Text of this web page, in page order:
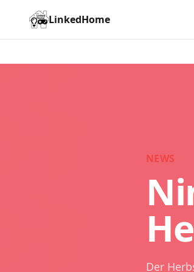
LinkedHome
NEWS
Der